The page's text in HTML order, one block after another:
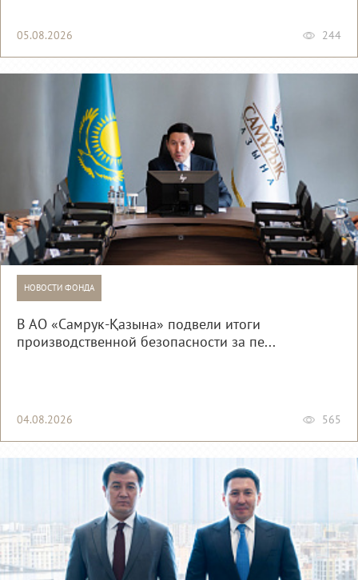
05.08.2026 244
НОВОСТИ ФОНДА
В АО «Самрук-Қазына» подвели итоги
производственной безопасности за пе...
04.08.2026 565